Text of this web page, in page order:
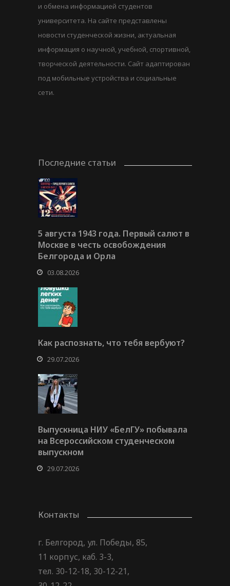
и обмена информацией студентов
университета. На сайте представлены
новости студенческой жизни, актуальная
информация о научной, учебной, спортивной,
творческой деятельности. Сайт адаптирован
под мобильные устройства и социальные
сети.
Последние статьи
5 августа 1943 года. Первый салют в
Москве в честь освобождения
Белгорода и Орла
03.08.2026
Как распознать, что тебя вербуют?
29.07.2026
Выпускница НИУ «БелГУ» побывала
на Всероссийском студенческом
выпускном
29.07.2026
Контакты
г. Белгород, ул. Победы, 85,
11 корпус, каб. 3-3,
тел. 30-12-18, 30-12-21,